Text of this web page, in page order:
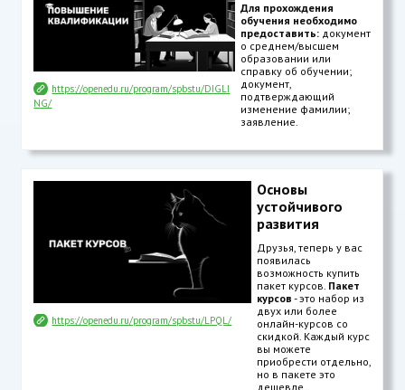
https://openedu.ru/program/spbstu/DIGLI
NG/
Для прохождения
обучения необходимо
предоставить: документ
о среднем/высшем
образовании или
справку об обучении;
документ,
подтверждающий
изменение фамилии;
заявление.
https://openedu.ru/program/spbstu/LPQL/
Основы
устойчивого
развития
Друзья, теперь у вас
появилась
возможность купить
пакет курсов. Пакет
курсов - это набор из
двух или более
онлайн-курсов со
скидкой. Каждый курс
вы можете
приобрести отдельно,
но в пакете это
дешевле.